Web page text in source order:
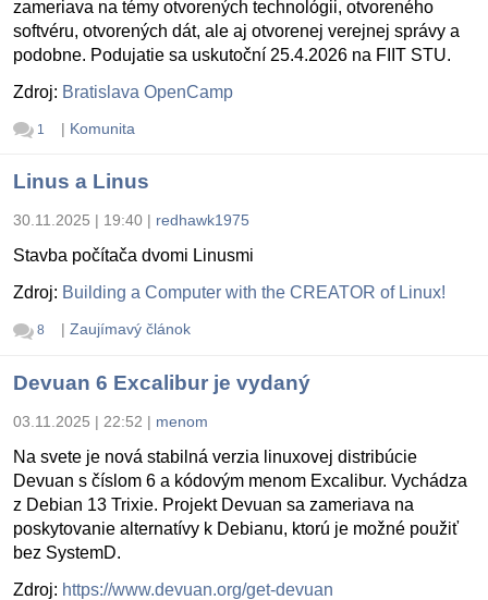
zameriava na témy otvorených technológii, otvoreného
softvéru, otvorených dát, ale aj otvorenej verejnej správy a
podobne. Podujatie sa uskutoční 25.4.2026 na FIIT STU.
Zdroj: Bratislava OpenCamp
1 | Komunita
Linus a Linus
30.11.2025 | 19:40 | redhawk1975
Stavba počítača dvomi Linusmi
Zdroj: Building a Computer with the CREATOR of Linux!
8 | Zaujímavý článok
Devuan 6 Excalibur je vydaný
03.11.2025 | 22:52 | menom
Na svete je nová stabilná verzia linuxovej distribúcie
Devuan s číslom 6 a kódovým menom Excalibur. Vychádza
z Debian 13 Trixie. Projekt Devuan sa zameriava na
poskytovanie alternatívy k Debianu, ktorú je možné použiť
bez SystemD.
Zdroj: https://www.devuan.org/get-devuan